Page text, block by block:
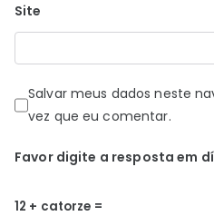
Site
Salvar meus dados neste
vez que eu comentar.
Favor digite a resposta em
12 + catorze =